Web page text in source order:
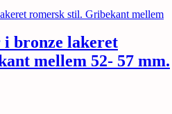
bronze lakeret
mellem 52- 57 mm.